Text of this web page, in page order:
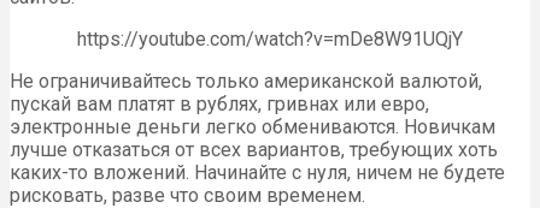
https://youtube.com/watch?v=mDe8W91UQjY
Не ограничивайтесь только американской валютой,
пускай вам платят в рублях, гривнах или евро,
электронные деньги легко обмениваются. Новичкам
лучше отказаться от всех вариантов, требующих хоть
каких-то вложений. Начинайте с нуля, ничем не будете
рисковать, разве что своим временем.